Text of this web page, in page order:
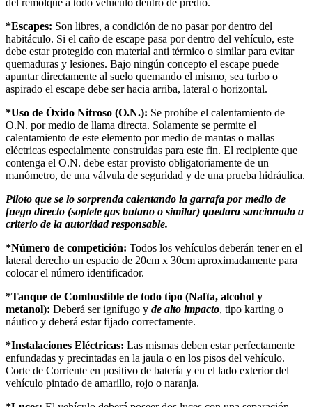
del remolque a todo vehículo dentro de predio.
*Escapes: Son libres, a condición de no pasar por dentro del
habitáculo. Si el caño de escape pasa por dentro del vehículo, este
debe estar protegido con material anti térmico o similar para evitar
quemaduras y lesiones. Bajo ningún concepto el escape puede
apuntar directamente al suelo quemando el mismo, sea turbo o
aspirado el escape debe ser hacia arriba, lateral o horizontal.
*Uso de Óxido Nitroso (O.N.): Se prohíbe el calentamiento de
O.N. por medio de llama directa. Solamente se permite el
calentamiento de este elemento por medio de mantas o mallas
eléctricas especialmente construidas para este fin. El recipiente que
contenga el O.N. debe estar provisto obligatoriamente de un
manómetro, de una válvula de seguridad y de una prueba hidráulica.
Piloto que se lo sorprenda calentando la garrafa por medio de
fuego directo (soplete gas butano o similar) quedara sancionado a
criterio de la autoridad responsable.
*Número de competición: Todos los vehículos deberán tener en el
lateral derecho un espacio de 20cm x 30cm aproximadamente para
colocar el número identificador.
*Tanque de Combustible de todo tipo (Nafta, alcohol y
metanol): Deberá ser ignífugo y de alto impacto, tipo karting o
náutico y deberá estar fijado correctamente.
*Instalaciones Eléctricas: Las mismas deben estar perfectamente
enfundadas y precintadas en la jaula o en los pisos del vehículo.
Corte de Corriente en positivo de batería y en el lado exterior del
vehículo pintado de amarillo, rojo o naranja.